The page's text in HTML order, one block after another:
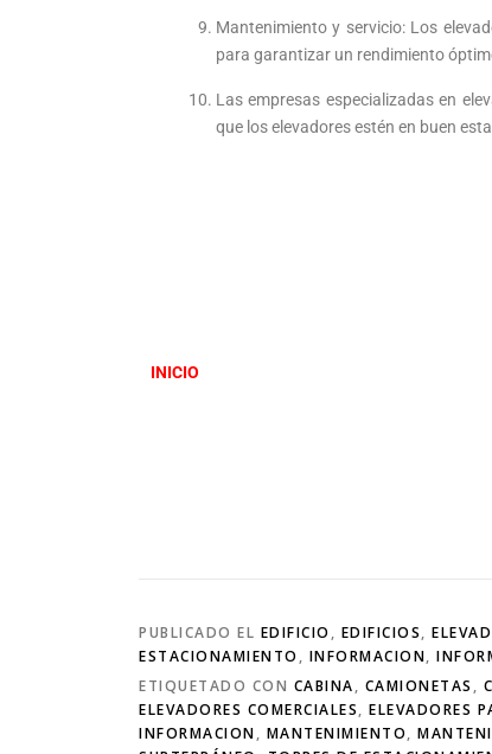
Mantenimiento y servicio: Los
para garantizar un rendimiento
Las empresas especializadas en
que los elevadores estén en buen
INICIO
PUBLICADO EL EDIFICIO , EDIFICIOS,
ESTACIONAMIENTO , INFORMACION,
ETIQUETADO CON CABINA, CAMIONETAS ,
ELEVADORES COMERCIALES, ELEVADORES
INFORMACION, MANTENIMIENTO,